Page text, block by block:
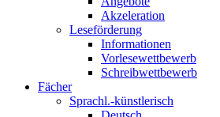
Akzeleration
Leseförderung
Informationen
Vorlesewettbewerb
Schreibwettbewerb
Fächer
Sprachl.-künstlerisch